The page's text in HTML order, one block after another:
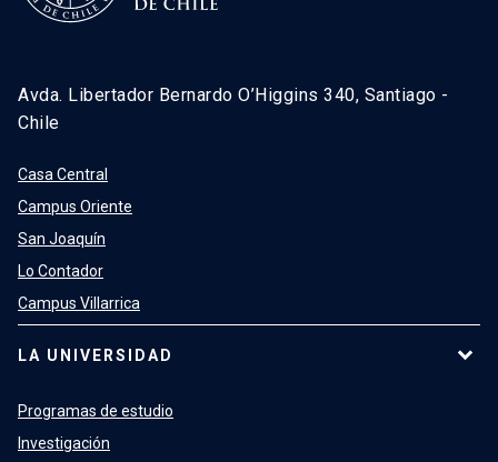
Avda. Libertador Bernardo O’Higgins 340, Santiago -
Chile
Casa Central
Campus Oriente
San Joaquín
Lo Contador
Campus Villarrica
LA UNIVERSIDAD
Programas de estudio
Investigación